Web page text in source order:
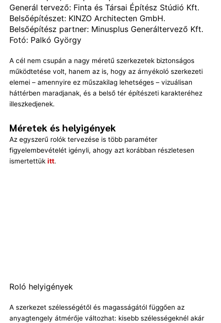
Generál tervező: Finta és Társai Építész Stúdió Kft.
Belsőépítészet: KINZO Architecten GmbH.
Belsőépítész partner: Minusplus Generáltervező Kft.
Fotó: Palkó György
A cél nem csupán a nagy méretű szerkezetek biztonságos
működtetése volt, hanem az is, hogy az árnyékoló szerkezeti
elemei – amennyire ez műszakilag lehetséges – vizuálisan
háttérben maradjanak, és a belső tér építészeti karakteréhez
illeszkedjenek.
Méretek és helyigények
Az egyszerű rolók tervezése is több paraméter
figyelembevételét igényli, ahogy azt korábban részletesen
ismertettük itt.
Roló helyigények
A szerkezet szélességétől és magasságától függően az
anyagtengely átmérője változhat: kisebb szélességeknél akár